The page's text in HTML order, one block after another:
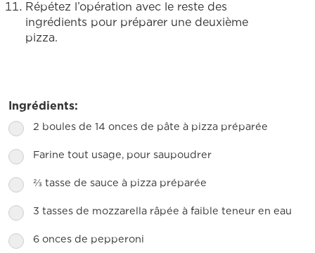
Répétez l’opération avec le reste des
ingrédients pour préparer une deuxième
pizza.
Ingrédients:
2 boules de 14 onces de pâte à pizza préparée
Farine tout usage, pour saupoudrer
⅔ tasse de sauce à pizza préparée
3 tasses de mozzarella râpée à faible teneur en eau
6 onces de pepperoni